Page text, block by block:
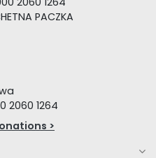
PACZKA
2060 1264
>